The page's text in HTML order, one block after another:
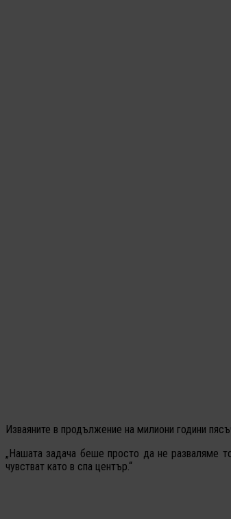
Изваяните в продължение на милиони години
„Нашата задача беше просто да не разваляме
чувстват като в спа център.“